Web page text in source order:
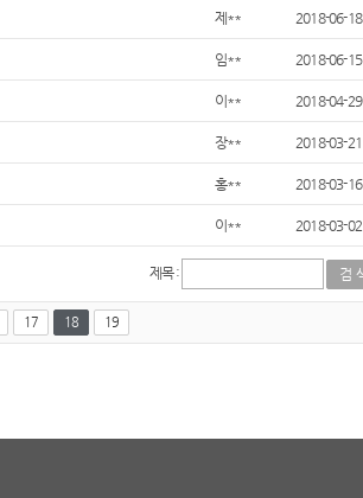
제** 2018-06-18
임** 2018-06-15
이** 2018-04-29
장** 2018-03-21
홍** 2018-03-16
이** 2018-03-02
제목 :
17 18 19